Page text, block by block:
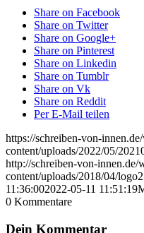
Share on Facebook
Share on Twitter
Share on Google+
Share on Pinterest
Share on Linkedin
Share on Tumblr
Share on Vk
Share on Reddit
Per E-Mail teilen
https://schreiben-von-
content/uploads/2022/05/
http://schreiben-von-innen.de/
content/uploads/2018/04/
11:36:002022-05-11 11:51:19
0 Kommentare
Dein Kommentar